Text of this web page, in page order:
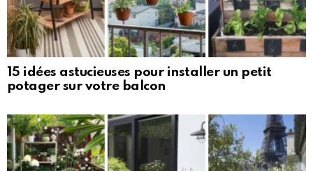
15 idées astucieuses pour installer un petit
potager sur votre balcon